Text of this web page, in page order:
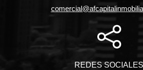
REDES SOCIALES